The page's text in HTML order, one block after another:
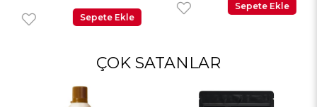
Sepete Ekle
Sepete Ekle
ÇOK SATANLAR